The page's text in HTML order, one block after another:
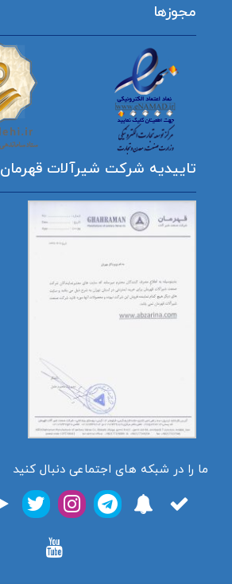
مجوزها
تاییدیه شرکت شیرآلات قهرمان
ما را در شبکه های اجتماعی دنبال کنید